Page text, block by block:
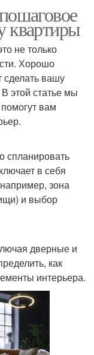
квартиры
не только
Хорошо
вашу
этой статье мы
вам
спланировать
в себя
зона
и выбор
дверные и
как
интерьера.